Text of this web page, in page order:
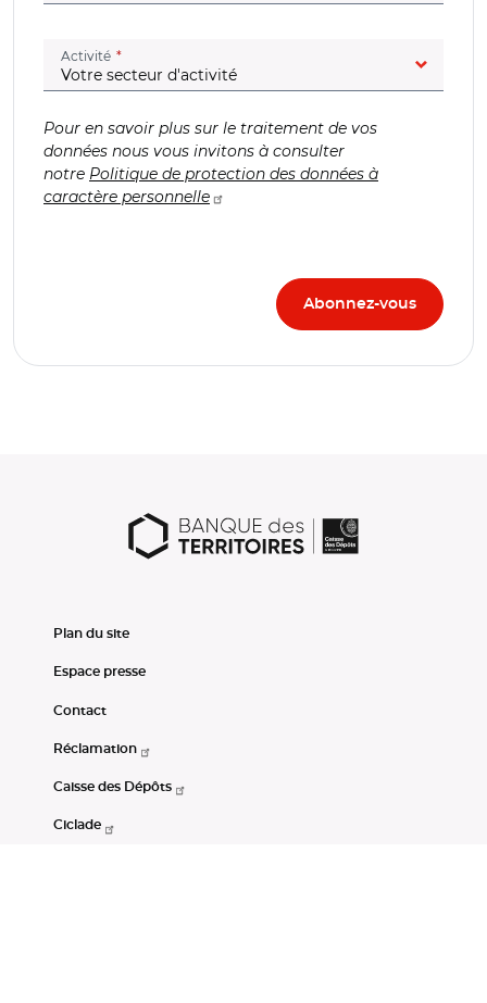
Activité (champ obligatoire)
Pour en savoir plus sur le traitement de vos
données nous vous invitons à consulter
notre Politique de protection des données à
caractère personnelle
Plan du site
Espace presse
Contact
Réclamation
Caisse des Dépôts
Ciclade